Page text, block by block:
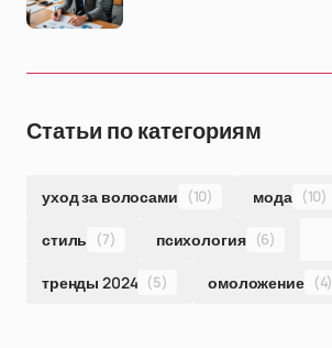
Статьи по категориям
уход за волосами (10) мода (10)
стиль (7) психология (6)
тренды 2024 (5) омоложение (4)